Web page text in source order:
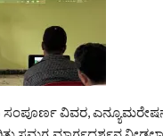
ಸಂಪೂರ್ಣ ವಿವರ,